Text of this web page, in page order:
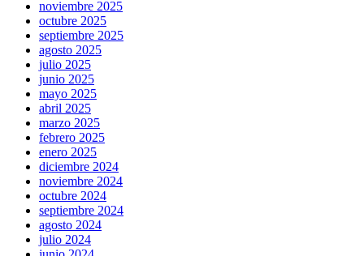
noviembre 2025
octubre 2025
septiembre 2025
agosto 2025
julio 2025
junio 2025
mayo 2025
abril 2025
marzo 2025
febrero 2025
enero 2025
diciembre 2024
noviembre 2024
octubre 2024
septiembre 2024
agosto 2024
julio 2024